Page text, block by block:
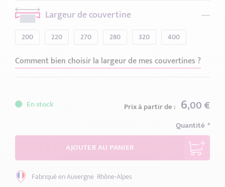
Largeur de couvertine
200 220 270 280 320 400
Comment bien choisir la largeur de mes couvertines ?
En stock Prix à partir de : 6,00 €
Quantité
AJOUTER AU PANIER
Fabriqué en Auvergne Rhône-Alpes